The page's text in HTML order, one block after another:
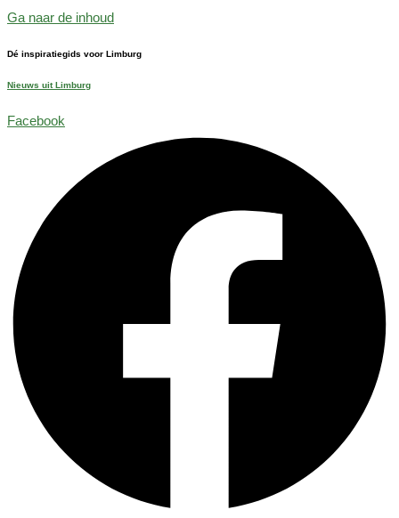
Ga naar de inhoud
Dé inspiratiegids voor Limburg
Nieuws uit Limburg
Facebook